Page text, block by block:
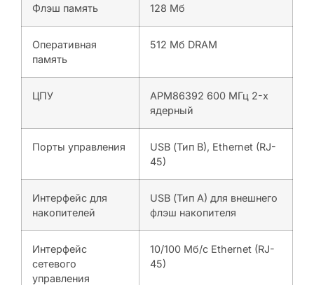
Флэш память 128 Мб
Оперативная
память
512 Мб DRAM
ЦПУ
APM86392 600 МГц 2-х
ядерный
Порты управления
USB (Тип B), Ethernet (RJ-
45)
Интерфейс для
накопителей
USB (Тип A) для внешнего
флэш накопителя
Интерфейс
сетевого
управления
10/100 Мб/с Ethernet (RJ-
45)